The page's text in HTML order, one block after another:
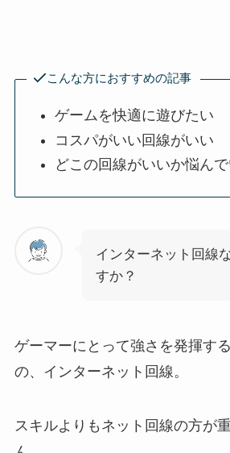
こんな方におすすめの記事
ゲームを快適に遊びたい
コスパがいい回線がいい
どこの回線がいいか悩ん
インターネット回線
すか？
ゲーマーにとって強さを発揮す
の、インターネット回線。
スキルよりもネット回線の方が